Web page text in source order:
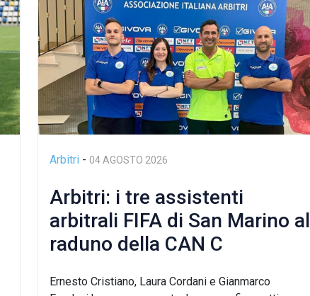
Arbitri - 04 AGOSTO 2026
Arbitri: i tre assistenti
arbitrali FIFA di San Marino al
raduno della CAN C
Ernesto Cristiano, Laura Cordani e Gianmarco